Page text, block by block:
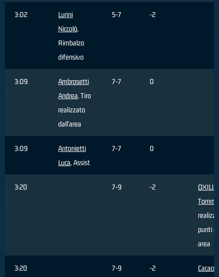
3:02
Lurini
Niccolò,
Rimbalzo
difensivo
5-7 -2
3:09
Ambrosetti
Andrea, Tiro
realizzato
dall'area
7-7 0
3:09
Antonietti
Luca, Assist
7-7 0
3:20 7-9 -2
OXILIA
punti
area
3:20 7-9 -2
Cacace